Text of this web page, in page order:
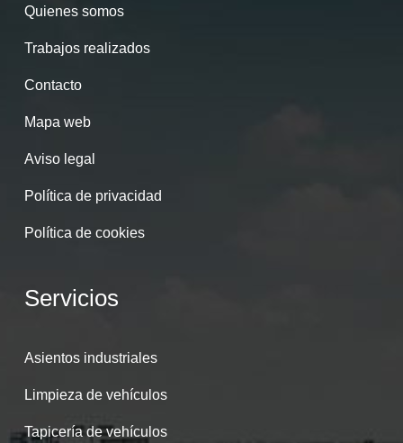
Quienes somos
Trabajos realizados
Contacto
Mapa web
Aviso legal
Política de privacidad
Política de cookies
Servicios
Asientos industriales
Limpieza de vehículos
Tapicería de vehículos